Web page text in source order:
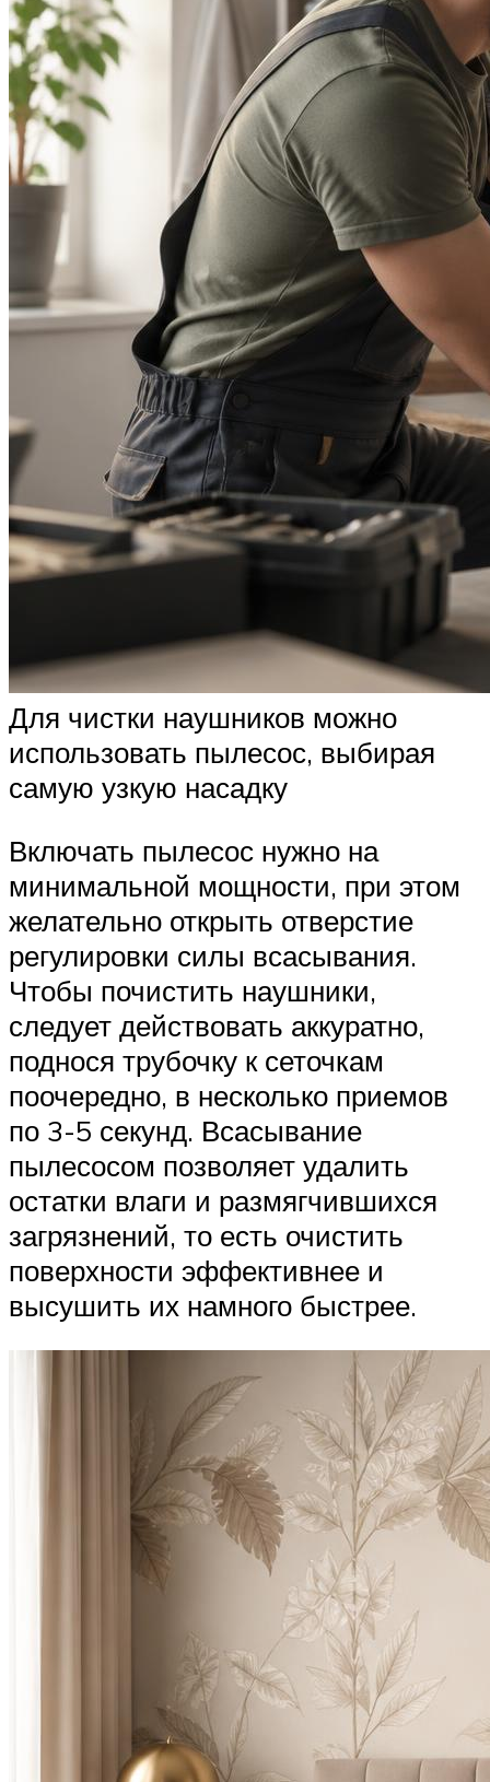
Для чистки наушников можно
использовать пылесос, выбирая
самую узкую насадку
Включать пылесос нужно на
минимальной мощности, при этом
желательно открыть отверстие
регулировки силы всасывания.
Чтобы почистить наушники,
следует действовать аккуратно,
поднося трубочку к сеточкам
поочередно, в несколько приемов
по 3-5 секунд. Всасывание
пылесосом позволяет удалить
остатки влаги и размягчившихся
загрязнений, то есть очистить
поверхности эффективнее и
высушить их намного быстрее.